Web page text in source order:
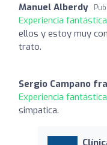
Manuel Alberdy
Experiencia
ellos y estoy muy
trato.
Sergio Campano
Experiencia
simpatica.